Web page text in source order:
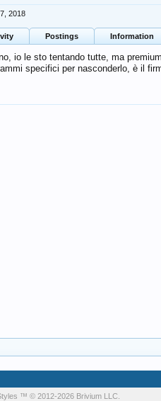
2018
Postings Information
io le sto tentando tutte, ma
specifici per nasconderlo, è il
™ © 2012-2026 Brivium LLC.